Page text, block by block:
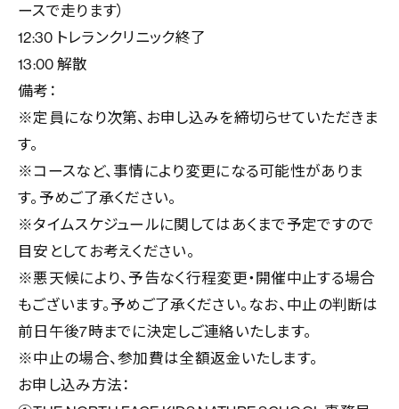
ースで走ります）
12:30 トレランクリニック終了
13:00 解散
備考：
※定員になり次第、お申し込みを締切らせていただきま
す。
※コースなど、事情により変更になる可能性がありま
す。予めご了承ください。
※タイムスケジュールに関してはあくまで予定ですので
目安としてお考えください。
※悪天候により、予告なく行程変更・開催中止する場合
もございます。予めご了承ください。なお、中止の判断は
前日午後7時までに決定しご連絡いたします。
※中止の場合、参加費は全額返金いたします。
お申し込み方法：